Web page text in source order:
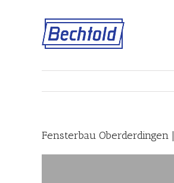
Fensterbau Oberderdingen |